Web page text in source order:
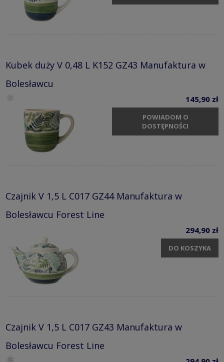
Kubek duży V 0,48 L K152 GZ43 Manufaktura w
Bolesławcu
145,90 zł
POWIADOM O
DOSTĘPNOŚCI
Czajnik V 1,5 L C017 GZ44 Manufaktura w
Bolesławcu Forest Line
294,90 zł
DO KOSZYKA
Czajnik V 1,5 L C017 GZ43 Manufaktura w
Bolesławcu Forest Line